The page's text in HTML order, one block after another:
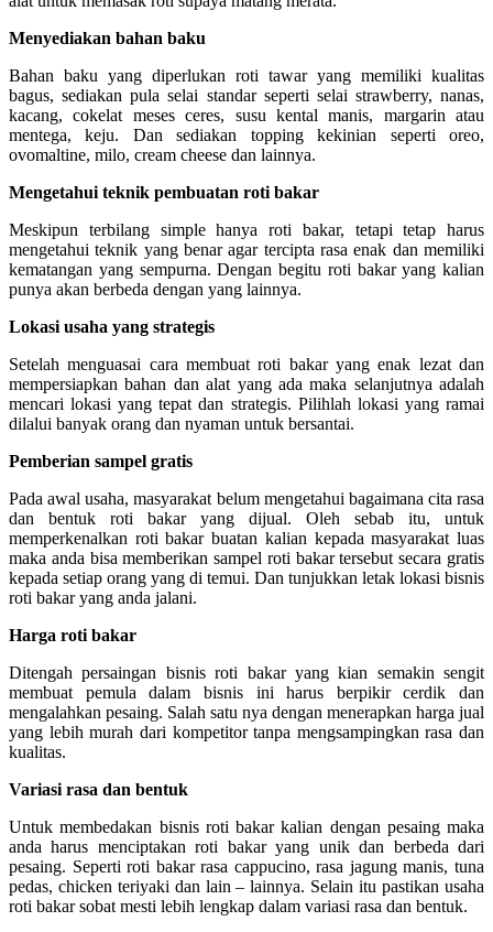
Menyediakan bahan baku
Bahan baku yang diperlukan roti tawar yang memiliki kualitas
bagus, sediakan pula selai standar seperti selai strawberry, nanas,
kacang, cokelat meses ceres, susu kental manis, margarin atau
mentega, keju. Dan sediakan topping kekinian seperti oreo,
ovomaltine, milo, cream cheese dan lainnya.
Mengetahui teknik pembuatan roti bakar
Meskipun terbilang simple hanya roti bakar, tetapi tetap harus
mengetahui teknik yang benar agar tercipta rasa enak dan memiliki
kematangan yang sempurna. Dengan begitu roti bakar yang kalian
punya akan berbeda dengan yang lainnya.
Lokasi usaha yang strategis
Setelah menguasai cara membuat roti bakar yang enak lezat dan
mempersiapkan bahan dan alat yang ada maka selanjutnya adalah
mencari lokasi yang tepat dan strategis. Pilihlah lokasi yang ramai
dilalui banyak orang dan nyaman untuk bersantai.
Pemberian sampel gratis
Pada awal usaha, masyarakat belum mengetahui bagaimana cita rasa
dan bentuk roti bakar yang dijual. Oleh sebab itu, untuk
memperkenalkan roti bakar buatan kalian kepada masyarakat luas
maka anda bisa memberikan sampel roti bakar tersebut secara gratis
kepada setiap orang yang di temui. Dan tunjukkan letak lokasi bisnis
roti bakar yang anda jalani.
Harga roti bakar
Ditengah persaingan bisnis roti bakar yang kian semakin sengit
membuat pemula dalam bisnis ini harus berpikir cerdik dan
mengalahkan pesaing. Salah satu nya dengan menerapkan harga jual
yang lebih murah dari kompetitor tanpa mengsampingkan rasa dan
kualitas.
Variasi rasa dan bentuk
Untuk membedakan bisnis roti bakar kalian dengan pesaing maka
anda harus menciptakan roti bakar yang unik dan berbeda dari
pesaing. Seperti roti bakar rasa cappucino, rasa jagung manis, tuna
pedas, chicken teriyaki dan lain – lainnya. Selain itu pastikan usaha
roti bakar sobat mesti lebih lengkap dalam variasi rasa dan bentuk.